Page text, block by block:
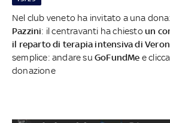
Nel club veneto ha invitato a una
Pazzini: il centravanti ha chiestoun
il reparto di terapia intensiva di
semplice: andare su GoFundMe e
donazione